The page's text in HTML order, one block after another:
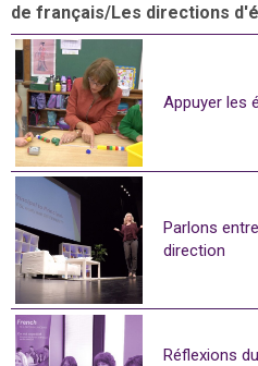
de français/Les directions
Appuyer les
Parlons
direction
Réflexions